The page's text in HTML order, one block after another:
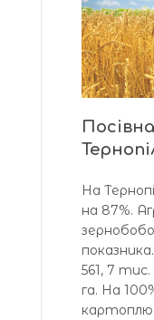
На
на 87%.
561, 7 тис.
га. На
картоплю